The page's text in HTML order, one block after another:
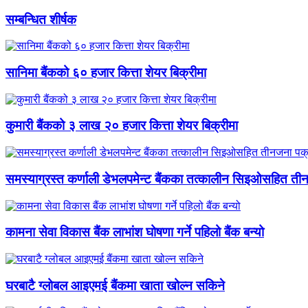
सम्बन्धित शीर्षक
सानिमा बैंकको ६० हजार कित्ता शेयर बिक्रीमा
कुमारी बैंकको ३ लाख २० हजार कित्ता शेयर बिक्रीमा
समस्याग्रस्त कर्णाली डेभलपमेन्ट बैंकका तत्कालीन सिइओसहित
कामना सेवा विकास बैंक लाभांश घोषणा गर्ने पहिलो बैंक बन्यो
घरबाटै ग्लोबल आइएमई बैंकमा खाता खोल्न सकिने